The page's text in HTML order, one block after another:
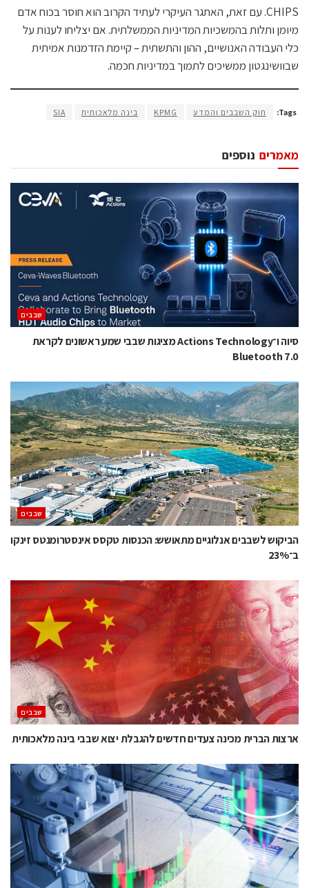
CHIPS. עם זאת, האתגר העיקרי לעתיד הקרוב הוא חוסר בכוח אדם
מיומן ותלות בהמשכיות המדיניות הממשלתית. אם יצליחו לענות על
כלי העבודה האנושיים, ההון והתשתית – קיימת הזדמנות אמיתית
שבוושינגטון ממשיכים לתמוך במדיניות חכמה.
Tags: חוק השבבים והמדע KPMG בינה מלאכותית SIA
נוספים מאמרים
‫שבבים‬
סיוה ו־Actions Technology מציגות שבבי שמע ראשונים לקראת
Bluetooth 7.0
‫שבבים‬
הביקוש לשבבים אנלוגיים מתאושש: הכנסות טקסס אינסטרומנטס זינקו
ב־23%
‫שבבים‬
ארצות הברית מכינה צעדים חדשים להגבלת יצוא שבבי בינה מלאכותית